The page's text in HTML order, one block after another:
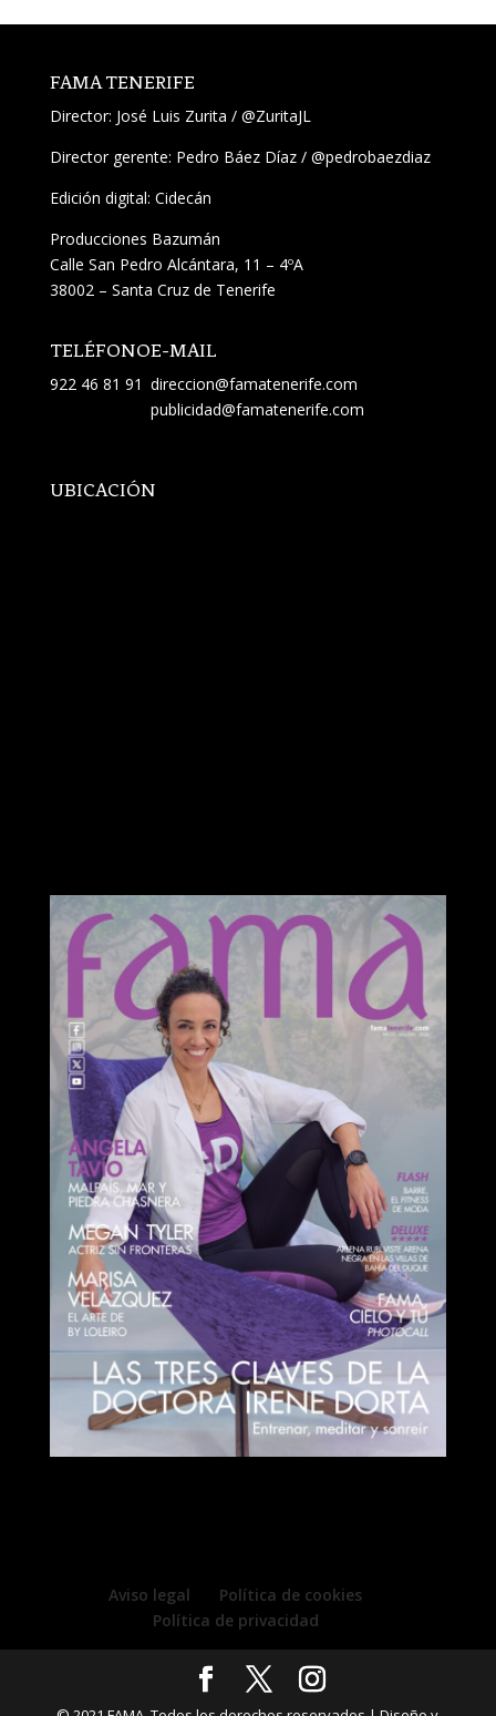
FAMA TENERIFE
Director: José Luis Zurita / @ZuritaJL
Director gerente: Pedro Báez Díaz / @pedrobaezdiaz
Edición digital: Cidecán
Producciones Bazumán
Calle San Pedro Alcántara, 11 – 4ºA
38002 – Santa Cruz de Tenerife
TELÉFONO
922 46 81 91
E-MAIL
direccion@famatenerife.com
publicidad@famatenerife.com
UBICACIÓN
Aviso legal
Política de cookies
Política de privacidad